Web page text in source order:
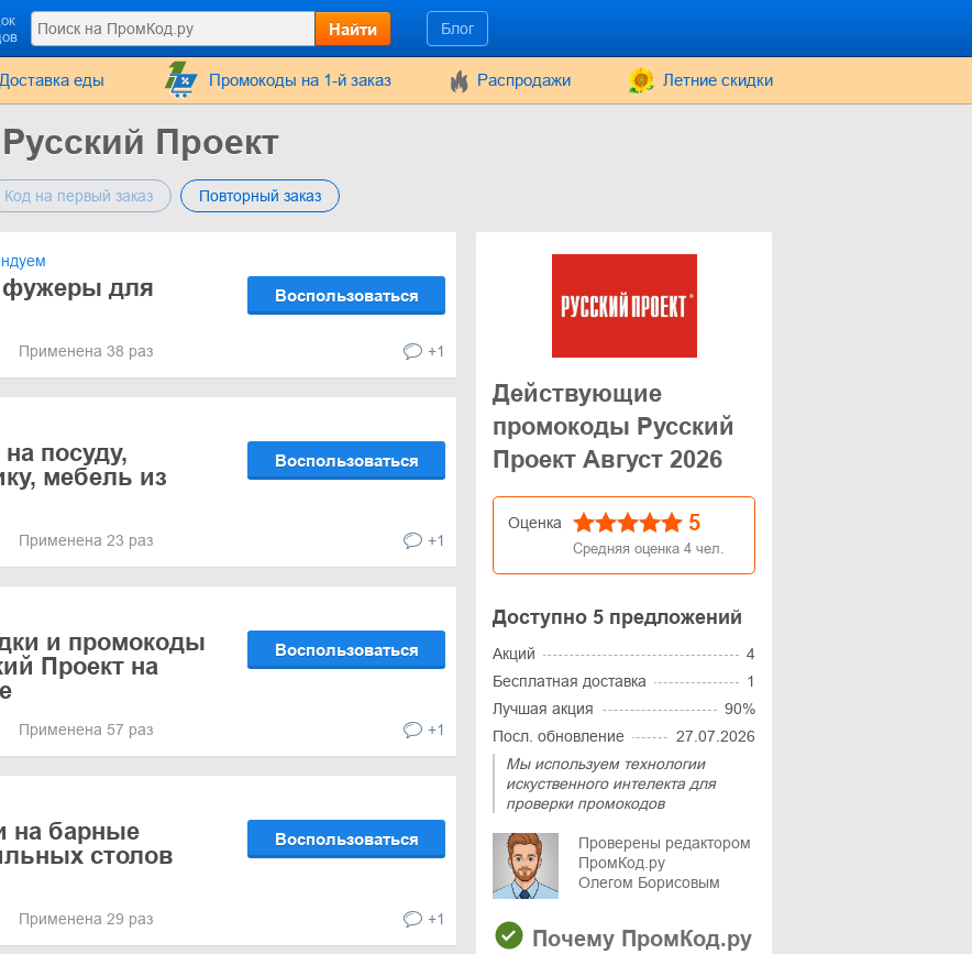
Найти Блог
Доставка еды Промокоды на 1-й заказ Распродажи Летние скидки
Проект
Код на первый заказ Повторный заказ
фужеры для
Воспользоваться
Применена 38 раз +1
посуду,
мебель из
Воспользоваться
Применена 23 раз +1
и промокоды
Проект на
Воспользоваться
Применена 57 раз +1
на барные
столов
Воспользоваться
Применена 29 раз +1
Действующие
промокоды Русский
Проект Август 2026
Оценка 5
Средняя оценка 4 чел.
Доступно 5 предложений
Акций
4
Бесплатная доставка
1
Лучшая акция
90%
Посл. обновление
27.07.2026
Мы используем технологии
искуственного интелекта для
проверки промокодов
Проверены редактором
ПромКод.ру
Олегом Борисовым
Почему ПромКод.ру